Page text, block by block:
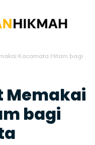
Kacamata Hitam bagi
Memakai
bagi